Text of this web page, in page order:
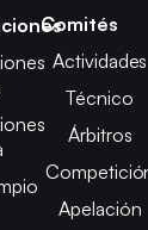
Comités
Actividades
Técnico
Árbitros
Apelación